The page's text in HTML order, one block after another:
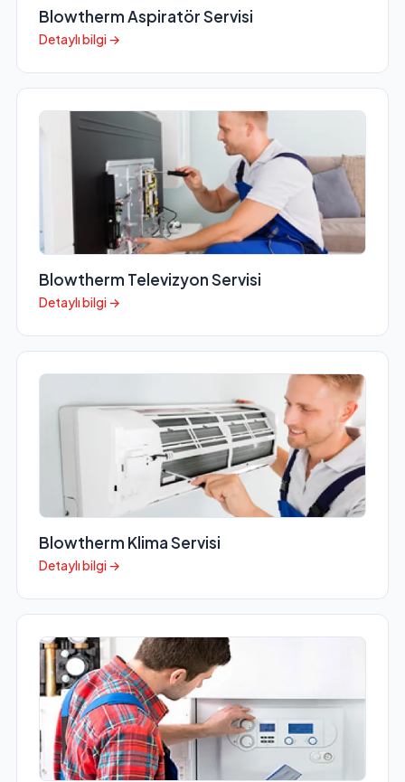
Blowtherm Aspiratör Servisi
Detaylı bilgi →
Blowtherm Televizyon Servisi
Detaylı bilgi →
Blowtherm Klima Servisi
Detaylı bilgi →